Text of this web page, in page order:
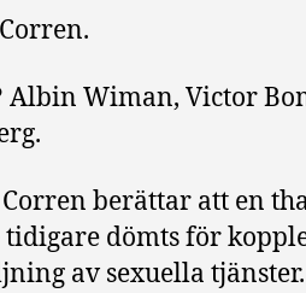
Corren.
Albin Wiman, Victor
Corren berättar att en
tidigare dömts för
av sexuella